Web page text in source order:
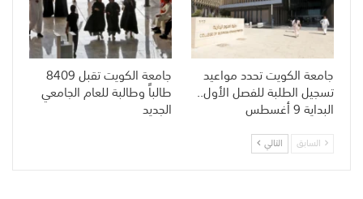
جامعة الكويت تحدد مواعيد
تسجيل الطلبة للفصل الأول..
البداية 9 أغسطس
جامعة الكويت تقبل 8409
طالباً وطالبة للعام الجامعي
الجديد
السابق التالي